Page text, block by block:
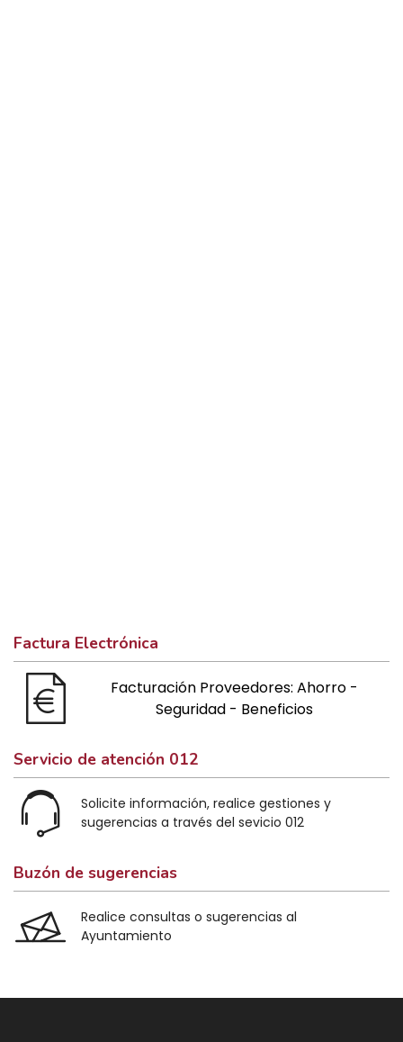
Factura Electrónica
Facturación Proveedores: Ahorro -
Seguridad - Beneficios
Servicio de atención 012
Solicite información, realice gestiones y
sugerencias a través del sevicio 012
Buzón de sugerencias
Realice consultas o sugerencias al
Ayuntamiento